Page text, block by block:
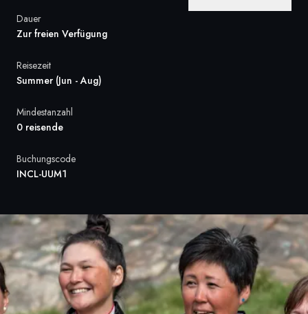
Schweden
Dauer
Zur freien Verfügung
Reisezeit
Summer (Jun - Aug)
Mindestanzahl
0 reisende
Buchungscode
INCL-UUM1